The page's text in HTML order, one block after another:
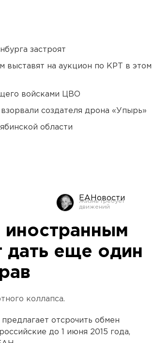
застроят
выставят на аукцион по КРТ в этом
войсками ЦВО
создателя дрона «Упырь»
области
ЕАНовости
иностранным
дать еще один
коллапса.
отсрочить обмен
до 1 июня 2015 года,